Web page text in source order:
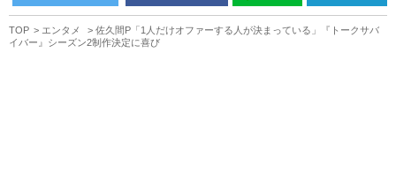
TOP エンタメ
佐久間P「1人だけオファーする人が決まっている」『トークサバ
イバー』シーズン2制作決定に喜び